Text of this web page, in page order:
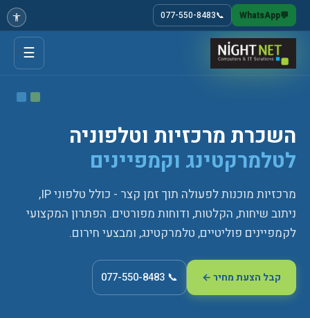
💬
WhatsApp
📞
077-550-8483
☰
השכרת מרכזיות וטלפוניה
לטלמרקטינג וקמפיינים
מרכזיות מוכנות לפעולה תוך זמן קצר - כולל טלפוני IP,
ניתוב שיחות, הקלטות, ודוחות מפורטים. הפתרון המקצועי
לקמפיינים פוליטיים, טלמרקטינג, ומבצעי חירום.
קבל הצעת מחיר ← 📞 077-550-8483